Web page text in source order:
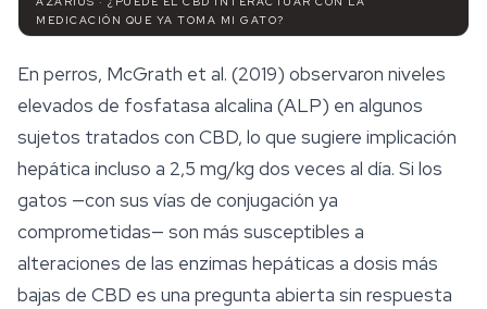
MEDICACIÓN QUE YA TOMA MI GATO?
En perros, McGrath et al. (2019) observaron niveles
elevados de fosfatasa alcalina (ALP) en algunos
sujetos tratados con CBD, lo que sugiere implicación
hepática incluso a 2,5 mg/kg dos veces al día. Si los
gatos —con sus vías de conjugación ya
comprometidas— son más susceptibles a
alteraciones de las enzimas hepáticas a dosis más
bajas de CBD es una pregunta abierta sin respuesta